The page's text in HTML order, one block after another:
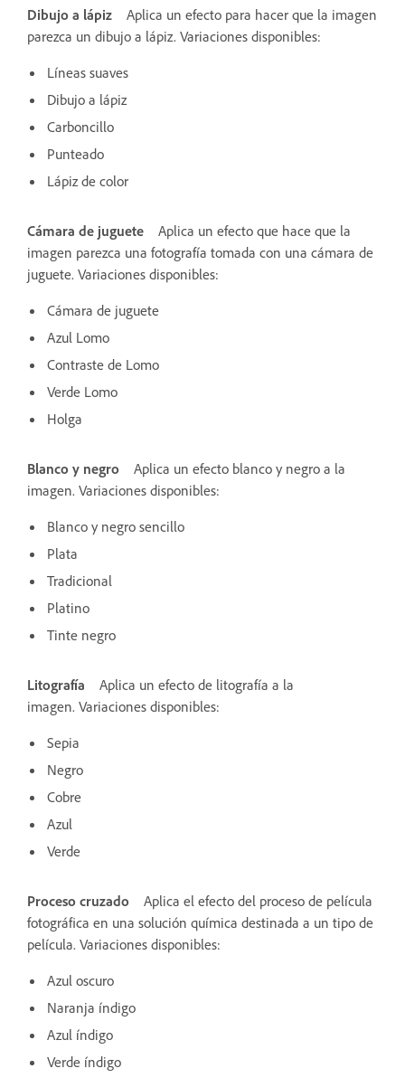
Dibujo a lápiz
Aplica un efecto para hacer que la imagen
parezca un dibujo a lápiz. Variaciones disponibles:
Líneas suaves
Dibujo a lápiz
Carboncillo
Punteado
Lápiz de color
Cámara de juguete
Aplica un efecto que hace que la
imagen parezca una fotografía tomada con una cámara de
juguete. Variaciones disponibles:
Cámara de juguete
Azul Lomo
Contraste de Lomo
Verde Lomo
Holga
Blanco y negro
Aplica un efecto blanco y negro a la
imagen. Variaciones disponibles:
Blanco y negro sencillo
Plata
Tradicional
Platino
Tinte negro
Litografía
Aplica un efecto de litografía a la
imagen. Variaciones disponibles:
Sepia
Negro
Cobre
Azul
Verde
Proceso cruzado
Aplica el efecto del proceso de película
fotográfica en una solución química destinada a un tipo de
película. Variaciones disponibles:
Azul oscuro
Naranja índigo
Azul índigo
Verde índigo